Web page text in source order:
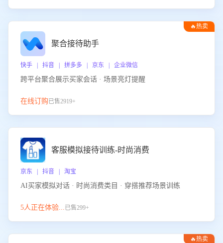
🔥热卖
聚合接待助手
快手 | 抖音 | 拼多多 | 京东 | 企业微信
跨平台聚合展示买家会话 · 场景亮灯提醒
在线订购已售2919+
客服模拟接待训练-时尚消费
京东 | 抖音 | 淘宝
AI买家模拟对话 · 时尚消费类目 · 穿搭推荐场景训练
5人正在体验...已售299+
🔥热卖